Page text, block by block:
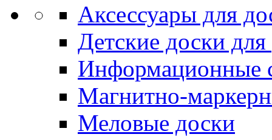
Аксессуары для
Детские доски
Информационные
Магнитно-
Меловые доски